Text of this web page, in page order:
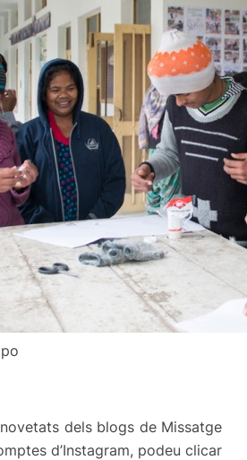
dels blogs de Missatge
d’Instagram, podeu clicar